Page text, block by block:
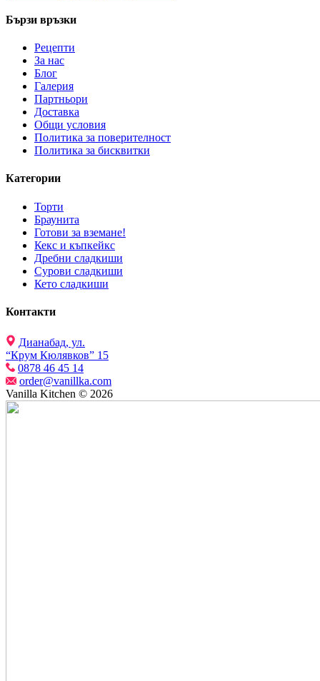
Бързи връзки
Рецепти
За нас
Блог
Галерия
Партньори
Доставка
Общи условия
Политика за поверителност
Политика за бисквитки
Категории
Торти
Браунита
Готови за вземане!
Кекс и къпкейкс
Дребни сладкиши
Сурови сладкиши
Кето сладкиши
Контакти
Дианабад, ул.
“Крум Кюлявков” 15
0878 46 45 14
order@vanillka.com
Vanilla Kitchen © 2026